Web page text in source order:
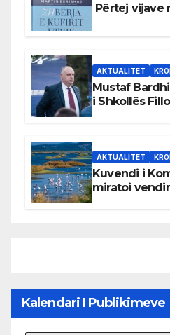
Përtej vijave
AKTUALITET
Mustaf
i Shkollës
AKTUALITET
Kuvendi i
miratoi
Kalendari I Publikimeve